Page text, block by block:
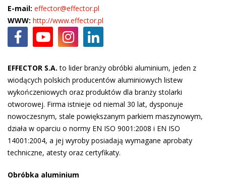
E-mail: effector@effector.pl
WWW: http://www.effector.pl
EFFECTOR S.A. to lider branży obróbki aluminium, jeden z
wiodących polskich producentów aluminiowych listew
wykończeniowych oraz produktów dla branży stolarki
otworowej. Firma istnieje od niemal 30 lat, dysponuje
nowoczesnym, stale powiększanym parkiem maszynowym,
działa w oparciu o normy EN ISO 9001:2008 i EN ISO
14001:2004, a jej wyroby posiadają wymagane aprobaty
techniczne, atesty oraz certyfikaty.
Obróbka aluminium